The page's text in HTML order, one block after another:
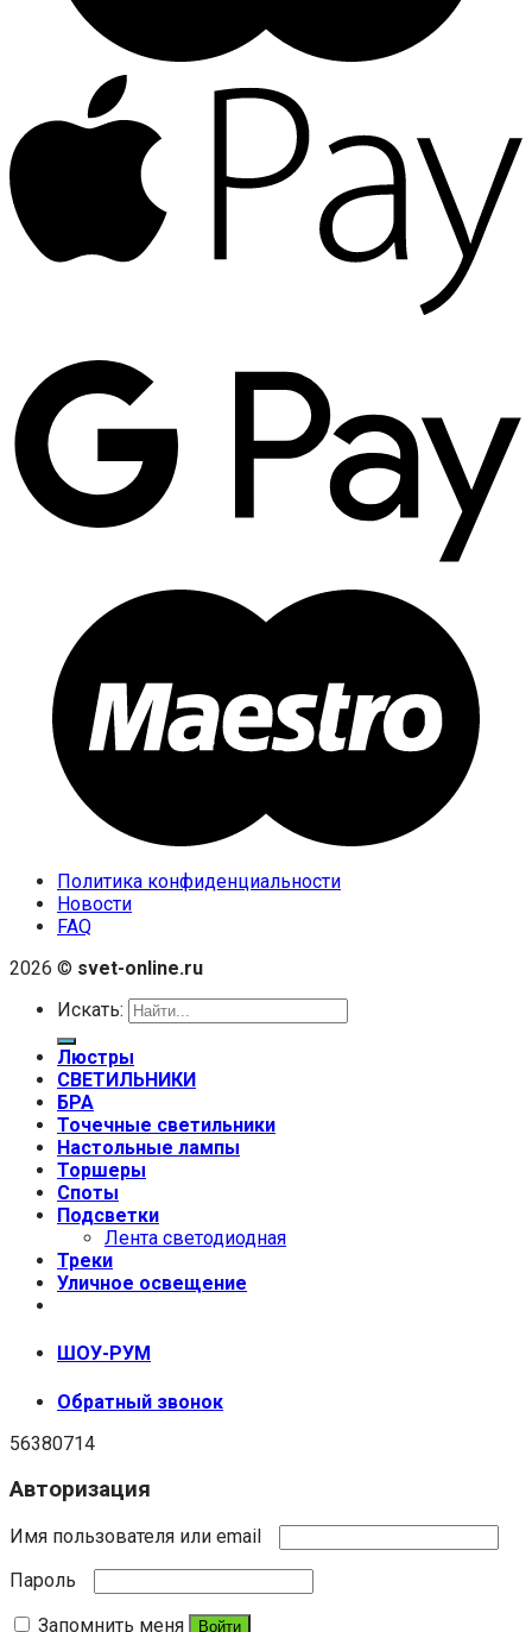
Политика конфиденциальности
Новости
FAQ
2026 © svet-online.ru
Искать:
Люстры
СВЕТИЛЬНИКИ
БРА
Точечные светильники
Настольные лампы
Торшеры
Споты
Подсветки
Лента светодиодная
Треки
Уличное освещение
ШОУ-РУМ
Обратный звонок
56380714
Авторизация
Имя пользователя или email
Пароль
Запомнить меня
Войти